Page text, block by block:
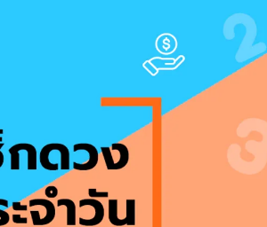
Sanook Choice